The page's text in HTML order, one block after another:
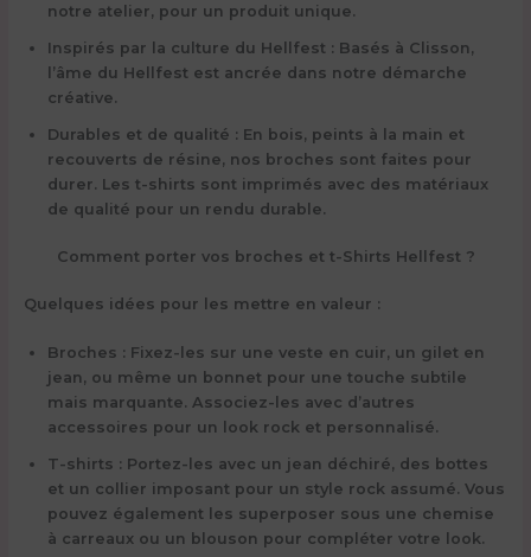
notre atelier, pour un produit unique.
Inspirés par la culture du Hellfest : Basés à Clisson,
l’âme du Hellfest est ancrée dans notre démarche
créative.
Durables et de qualité : En bois, peints à la main et
recouverts de résine, nos broches sont faites pour
durer. Les t-shirts sont imprimés avec des matériaux
de qualité pour un rendu durable.
Comment porter vos broches et t-Shirts Hellfest ?
Quelques idées pour les mettre en valeur :
Broches : Fixez-les sur une veste en cuir, un gilet en
jean, ou même un bonnet pour une touche subtile
mais marquante. Associez-les avec d’autres
accessoires pour un look rock et personnalisé.
T-shirts : Portez-les avec un jean déchiré, des bottes
et un collier imposant pour un style rock assumé. Vous
pouvez également les superposer sous une chemise
à carreaux ou un blouson pour compléter votre look.